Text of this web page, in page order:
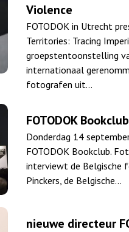
Violence
FOTODOK in Utrecht
Territories: Tracing
groepstentoonstelling
internationaal
fotografen uit…
FOTODOK
Donderdag 14
FOTODOK Bookclub.
interviewt de Belgische
Pinckers, de Belgische…
nieuwe directeur